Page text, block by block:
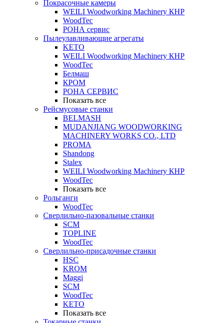
Покрасочные камеры
WEILI Woodworking Machinery КНР
WoodTec
РОНА сервис
Пылеулавливающие агрегаты
KETO
WEILI Woodworking Machinery КНР
WoodTec
Белмаш
КРОМ
РОНА СЕРВИС
Показать все
Рейсмусовые станки
BELMASH
MUDANJIANG WOODWORKING
MACHINERY WORKS CO., LTD
PROMA
Shandong
Stalex
WEILI Woodworking Machinery КНР
WoodTec
Показать все
Рольганги
WoodTec
Сверлильно-пазовальные станки
SCM
TOPLINE
WoodTec
Сверлильно-присадочные станки
HSC
KROM
Maggi
SCM
WoodTec
KETO
Показать все